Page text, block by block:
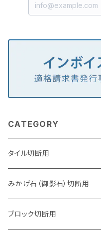
CATEGORY
タイル切断用
105mm（4インチ）
125mm（5インチ）
みかげ石（御影石）切断用
105mm（4インチ）
ブロック切断用